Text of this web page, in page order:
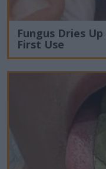
Fungus Dries
First Use